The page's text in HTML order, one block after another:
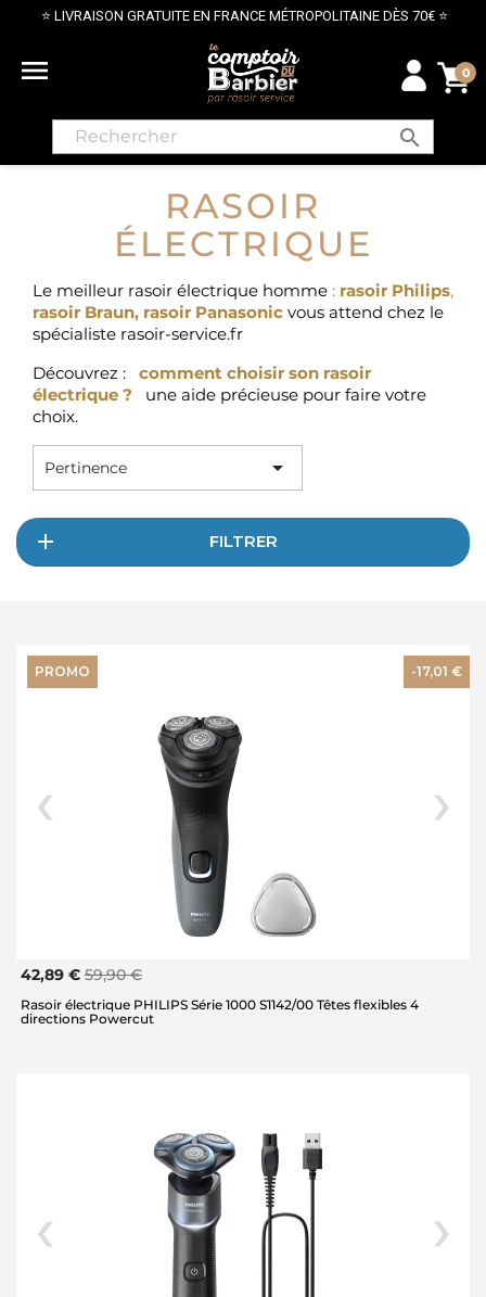
⭐ LIVRAISON GRATUITE EN FRANCE MÉTROPOLITAINE DÈS 70€ ⭐
 0
search
RASOIR
ÉLECTRIQUE
Le meilleur rasoir électrique homme : rasoir Philips,
rasoir Braun, rasoir Panasonic vous attend chez le
spécialiste rasoir-service.fr
Découvrez :
comment choisir son rasoir
électrique ?
une aide précieuse pour faire votre
choix.
Pertinence 
FILTRER
PROMO -17,01 €
42,89 € 59,90 €
Rasoir électrique PHILIPS Série 1000 S1142/00 Têtes flexibles 4
directions Powercut